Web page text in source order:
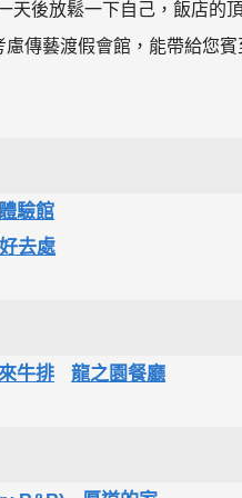
天後放鬆一下自己，飯店的
傳藝渡假會館，能帶給您賓
驗館
去處
牛排
龍之園餐廳